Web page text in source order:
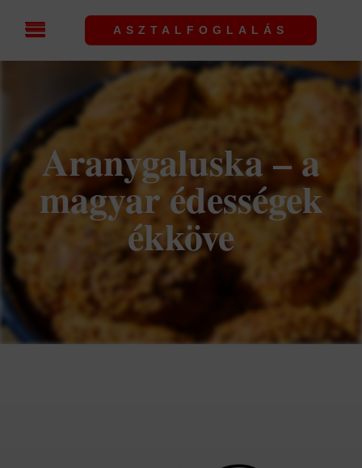
ASZTALFOGLALÁS
Aranygaluska – a
magyar édességek
ékköve